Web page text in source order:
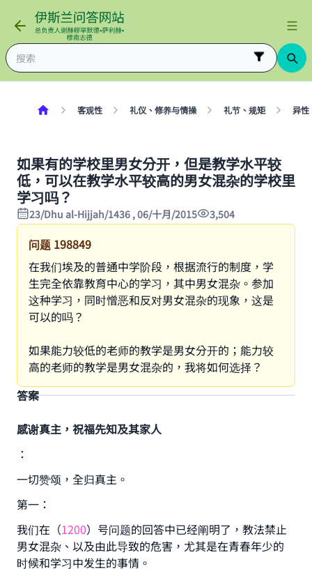
客观性 礼仪、修养与情操 礼节、规矩 异性
如果有的学校里男女分开，但是教学水平较
低，可以在教学水平较高的男女混杂的学校里
学习吗？
23/Dhu al-Hijjah/1436 , 06/十月/2015 3,504
问题 198849
在我们埃及的普通中学阶段，根据流行的制度，学
生完全依靠教育中心的学习，其中男女混杂。参加
这种学习，同时憎恶和反对男女混杂的现象，这是
可以的吗？
如果能力较低的老师的教学是男女分开的；能力较
高的老师的教学是男女混杂的，我将如何选择？
答案
感谢真主，祝福先知及其家人
：
一切赞颂，全归真主。
第一：
我们在（1200）号问题的回答中已经阐明了，教法禁止
男女混杂、以及由此导致的危害，尤其是在青春年少的
时候和学习中发生的事情。